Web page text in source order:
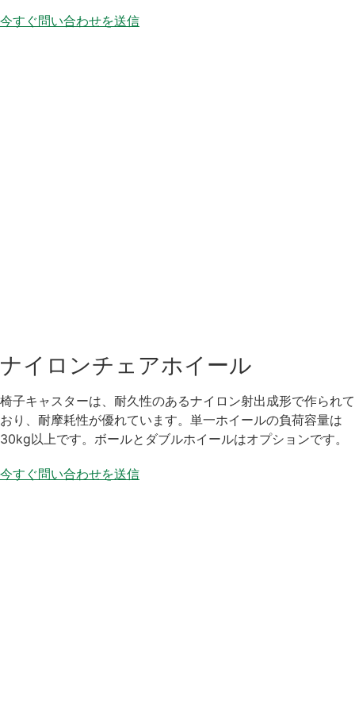
今すぐ問い合わせを送信
ナイロンチェアホイール
椅子キャスターは、耐久性のあるナイロン射出成形で作られて
おり、耐摩耗性が優れています。単一ホイールの負荷容量は
30kg以上です。ボールとダブルホイールはオプションです。
今すぐ問い合わせを送信